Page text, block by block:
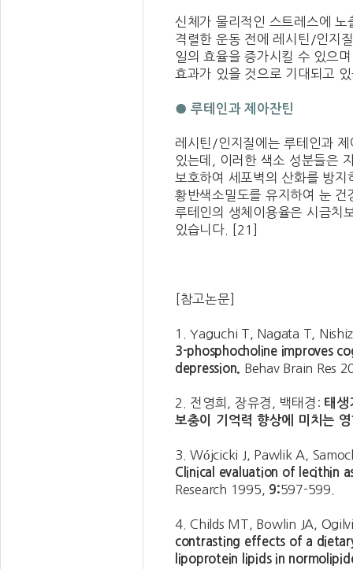
신체가 물리적인 스트레스에
격렬한 운동 전에 레시틴/인지
일의 효율을 증가시킬 수 있으
효과가 있을 것으로 기대되고
● 루테인과 제아잔틴
레시틴/인지질에는 루테인과
있는데, 이러한 색소 성분들은
보호하여 세포벽의 산화를 방
황반색소밀도를 유지하여 눈
루테인의 생체이용율은 시금치
있습니다. [21]
[참고논문]
1. Yaguchi T, Nagata T,
3-phosphocholine improves
depression.
Behav Brain Res
2. 전영희, 장유경, 백태경: 태생
보충이 기억력 향상에 미치는
3. Wójcicki J, Pawlik A,
Clinical evaluation of lecithin
Research 1995, 9:597-599.
4. Childs MT, Bowlin JA,
contrasting effects of a
lipoprotein lipids in